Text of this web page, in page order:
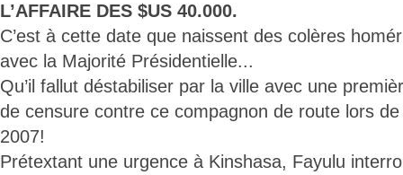
L’AFFAIRE DES $US 40.000.
C’est à cette date que naissent des colères
avec la Majorité Présidentielle...
Qu’il fallut déstabiliser par la ville avec une
de censure contre ce compagnon de route lors
2007!
Prétextant une urgence à Kinshasa, Fayulu